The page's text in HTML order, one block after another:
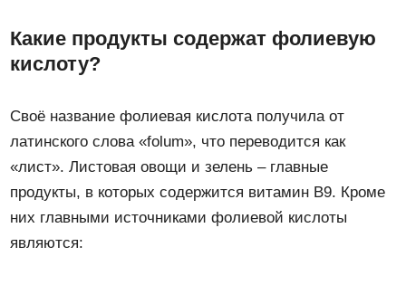
Какие продукты содержат фолиевую
кислоту?
Своё название фолиевая кислота получила от
латинского слова «folum», что переводится как
«лист». Листовая овощи и зелень – главные
продукты, в которых содержится витамин В9. Кроме
них главными источниками фолиевой кислоты
являются: